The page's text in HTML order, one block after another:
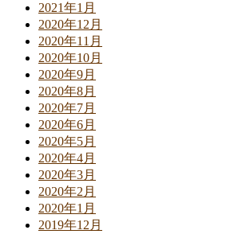
2021年1月
2020年12月
2020年11月
2020年10月
2020年9月
2020年8月
2020年7月
2020年6月
2020年5月
2020年4月
2020年3月
2020年2月
2020年1月
2019年12月